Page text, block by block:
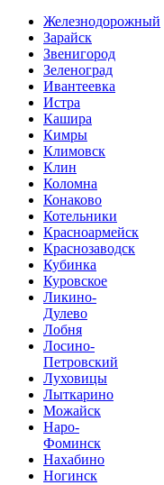
Железнодорожный
Зарайск
Звенигород
Зеленоград
Ивантеевка
Истра
Кашира
Кимры
Климовск
Клин
Коломна
Конаково
Котельники
Красноармейск
Краснозаводск
Кубинка
Куровское
Ликино-
Дулево
Лобня
Лосино-
Петровский
Луховицы
Лыткарино
Можайск
Наро-
Фоминск
Нахабино
Ногинск